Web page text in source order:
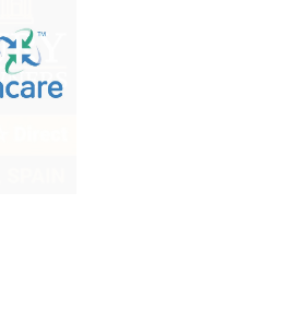
& Social Lab, Palatul Universul,